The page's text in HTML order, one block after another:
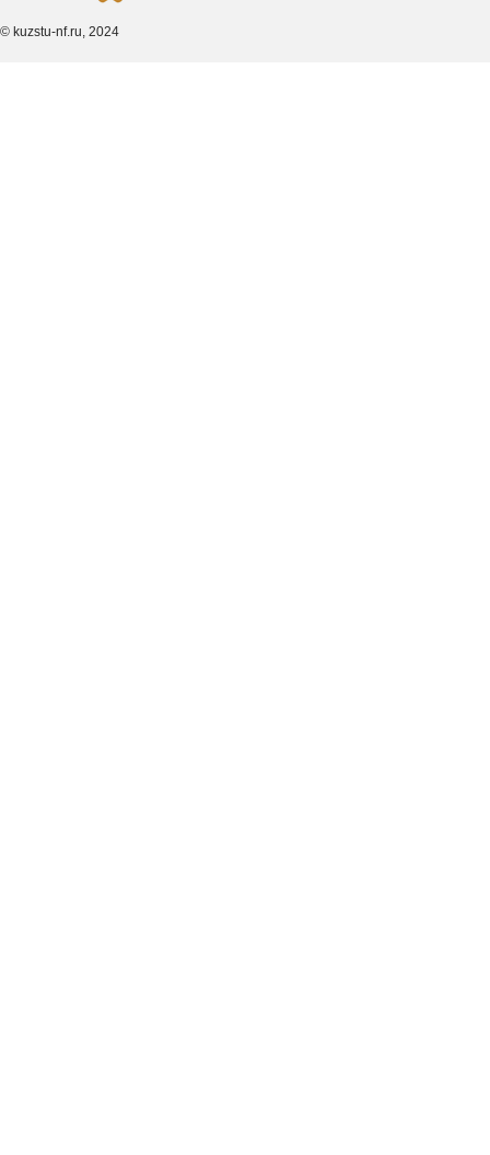
© kuzstu-nf.ru, 2024